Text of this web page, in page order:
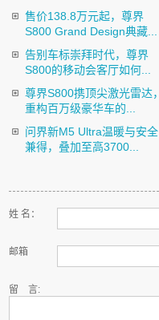
售价138.8万元起，尊界
S800 Grand Design典藏...
告别车标崇拜时代，尊界
S800的移动会客厅如何...
尊界S800携顶尖激光雷达，
重构百万级豪华车的...
问界新M5 Ultra温暖与安全
兼得，叠加至高3700...
姓 名：
邮箱
留 言: